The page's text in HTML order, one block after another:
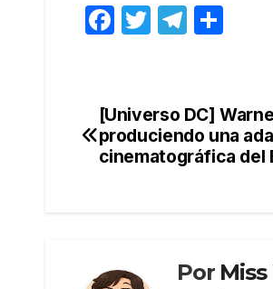
F
e
b
o
T
er
T
gr
a
m
p
ar
tir
Navegación
de
[Universo DC]
produciendo una
cinematográfica del
Por